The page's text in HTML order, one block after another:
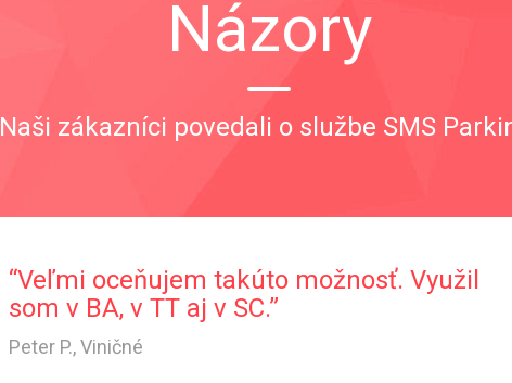
Názory
Naši zákazníci povedali o službe SMS
“Veľmi oceňujem takúto možnosť. Využil
som v BA, v TT aj v SC.”
Peter P., Viničné